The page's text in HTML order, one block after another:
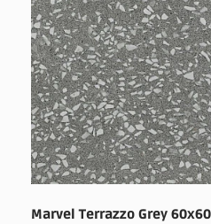
Marvel Terrazzo Grey